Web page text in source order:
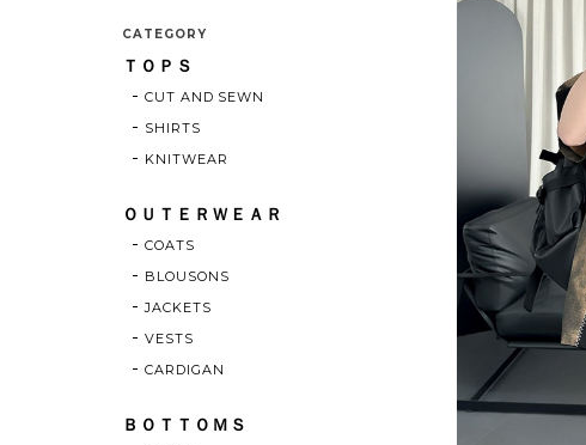
CATEGORY
ＴＯＰＳ
CUT AND SEWN
SHIRTS
KNITWEAR
ＯＵＴＥＲＷＥＡＲ
COATS
BLOUSONS
JACKETS
VESTS
CARDIGAN
ＢＯＴＴＯＭＳ